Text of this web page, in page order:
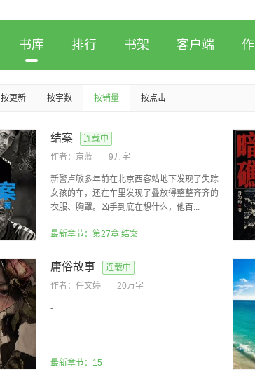
书库 排行 书架 客户端
按更新 按字数 按销量 按点击
结案
连载中
作者： 京蓝 9万字
新警卢敏多年前在北京西客站地下发现了失踪
女孩的车，还在车里发现了叠放得整整齐齐的
衣服、胸罩。凶手到底在想什么，他百...
最新章节：第27章 结案
庸俗故事
连载中
作者： 任文婷 20万字
-
最新章节：15